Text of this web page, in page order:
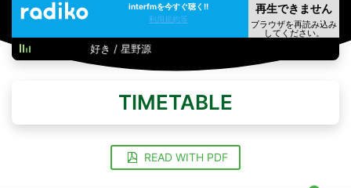
interfmを今すぐ聴く!!
利用規約等
好き / 星野源
TIMETABLE
READ WITH PDF